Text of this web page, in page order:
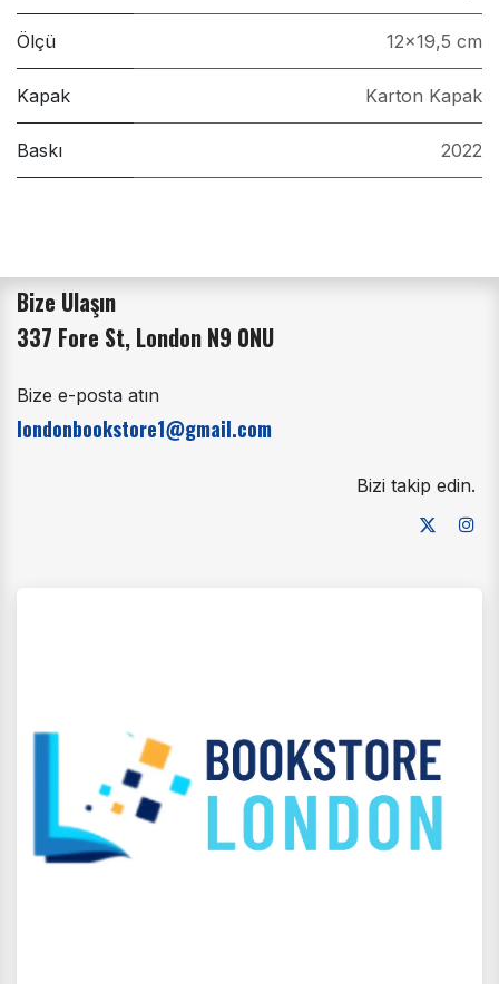
Ölçü 12x19,5 cm
Kapak Karton Kapak
Baskı 2022
Bize Ulaşın
337 Fore St, London N9 0NU
Bize e-posta atın
londonbookstore1@gmail.com
Bizi takip edin.